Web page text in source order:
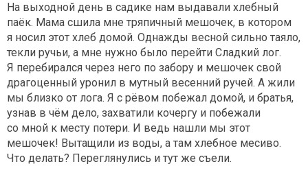
На выходной день в садике нам выдавали хлебный
паёк. Мама сшила мне тряпичный мешочек, в котором
я носил этот хлеб домой. Однажды весной сильно таяло,
текли ручьи, а мне нужно было перейти Сладкий лог.
Я перебирался через него по забору и мешочек свой
драгоценный уронил в мутный весенний ручей. А жили
мы близко от лога. Я с рёвом побежал домой, и братья,
узнав в чём дело, захватили кочергу и побежали
со мной к месту потери. И ведь нашли мы этот
мешочек! Вытащили из воды, а там хлебное месиво.
Что делать? Переглянулись и тут же съели.